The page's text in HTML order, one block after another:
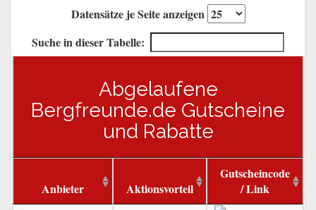
Datensätze je Seite anzeigen
Suche in dieser Tabelle:
Abgelaufene
Bergfreunde.de Gutscheine
und Rabatte
Anbieter Aktionsvorteil
Gutscheincode
/ Link